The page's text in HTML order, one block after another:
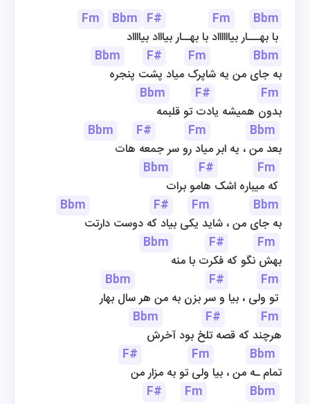
Fm
Bbm F# Fm
Bbm
Bbm
F# Fm
Bbm
به جای من یه شاپرک میاد پشت پنجره
Bbm
F#
Fm
بدون همیشه یادت تو قلبمه
Bbm
F# Fm
Bbm
بعد من ، یه ابر میاد رو سر جمعه هات
Bbm
F#
Fm
Bbm
F# Fm
Bbm
به جای من ، شاید یکی بیاد که دوست دارتت
Bbm
F#
Fm
بهش نگو که فکرت با منه
Bbm
F#
Fm
تو ولی ، بیا و سر بزن به من هر سال بهار
Bbm
F#
Fm
هرچند که قصه تلخ بود آخرش
F#
Fm
Bbm
تمام ـه من ، بیا ولی تو به مزار من
F#
Fm
Bbm